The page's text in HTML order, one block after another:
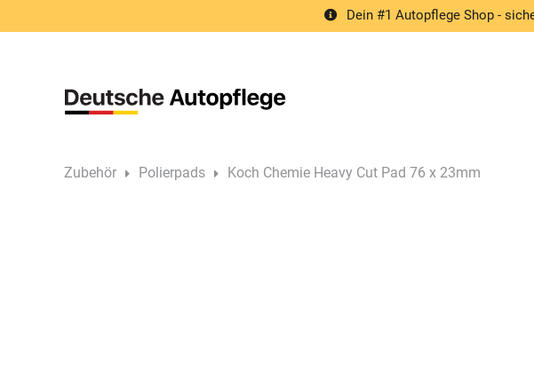
zum
Dein #1 Autopflege Shop -
Zubehör Polierpads Koch Chemie Heavy Cut Pad 76 x 23mm